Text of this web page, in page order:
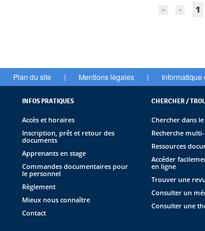
1
Plan du site | Mentions légales | Informatique
INFOS PRATIQUES
Accès et horaires
Inscription, prêt et retour des
documents
Apprenants en stage
Commandes documentaires pour
le personnel
Règlement
Mieux nous connaître
Contact
CHERCHER /
Chercher dans
Recherche multi-
Ressources
Accéder
en ligne
Trouver une
Consulter un
Consulter une